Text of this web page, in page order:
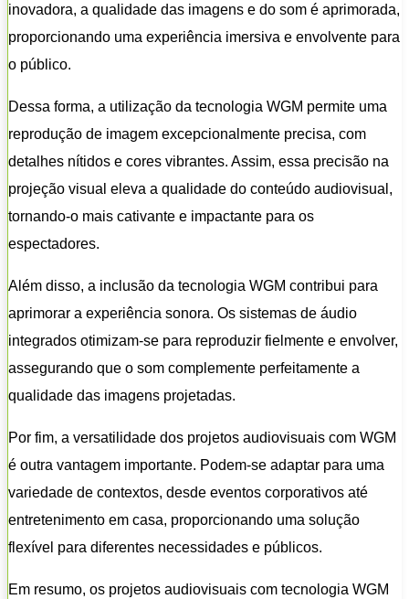
inovadora, a qualidade das imagens e do som é aprimorada,
proporcionando uma experiência imersiva e envolvente para
o público.
Dessa forma, a utilização da tecnologia WGM permite uma
reprodução de imagem excepcionalmente precisa, com
detalhes nítidos e cores vibrantes. Assim, essa precisão na
projeção visual eleva a qualidade do conteúdo audiovisual,
tornando-o mais cativante e impactante para os
espectadores.
Além disso, a inclusão da tecnologia WGM contribui para
aprimorar a experiência sonora. Os sistemas de áudio
integrados otimizam-se para reproduzir fielmente e envolver,
assegurando que o som complemente perfeitamente a
qualidade das imagens projetadas.
Por fim, a versatilidade dos projetos audiovisuais com WGM
é outra vantagem importante. Podem-se adaptar para uma
variedade de contextos, desde eventos corporativos até
entretenimento em casa, proporcionando uma solução
flexível para diferentes necessidades e públicos.
Em resumo, os projetos audiovisuais com tecnologia WGM